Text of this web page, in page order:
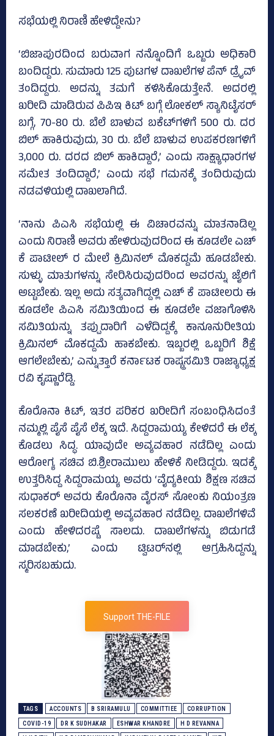
ಸಭೆಯಲ್ಲಿ ನಿರಾಣಿ ಹೇಳಿದ್ದೇನು?
‘ಬಿಜಾಪುರದಿಂದ ಬರುವಾಗ ನನ್ನೊಂದಿಗೆ ಒಬ್ಬರು ಅಧಿಕಾರಿ
ಬಂದಿದ್ದರು. ಸುಮಾರು 125 ಪುಟಗಳ ದಾಖಲೆಗಳ ಪೆನ್‌ ಡ್ರೈವ್‌
ತಂದಿದ್ದರು. ಅದನ್ನು ತಮಗೆ ಕಳಿಸಿಕೊಡುತ್ತೇನೆ. ಅದರಲ್ಲಿ
ಖರೀದಿ ಮಾಡಿರುವ ಪಿಪಿಇ ಕಿಟ್‌ ಬಗ್ಗೆ ಲೋಕಲ್‌ ಸ್ಯಾನಿಟೈಸರ್‌
ಬಗ್ಗೆ, 70-80 ರು. ಬೆಲೆ ಬಾಳುವ ಬಕೆಟ್‌ಗಳಿಗೆ 500 ರು. ದರ
ಬಿಲ್‌ ಹಾಕಿರುವುದು, 30 ರು. ಬೆಲೆ ಬಾಳುವ ಉಪಕರಣಗಳಿಗೆ
3,000 ರು. ದರದ ಬಿಲ್‌ ಹಾಕಿದ್ದಾರೆ,’ ಎಂದು ಸಾಕ್ಷ್ಯಾಧಾರಗಳ
ಸಮೇತ ತಂದಿದ್ದಾರೆ,’ ಎಂದು ಸಭೆ ಗಮನಕ್ಕೆ ತಂದಿರುವುದು
ನಡವಳಿಯಲ್ಲಿ ದಾಖಲಾಗಿದೆ.
‘ನಾನು ಪಿಎಸಿ ಸಭೆಯಲ್ಲಿ ಈ ವಿಚಾರವನ್ನು ಮಾತನಾಡಿಲ್ಲ
ಎಂದು ನಿರಾಣಿ ಅವರು ಹೇಳಿರುವುದರಿಂದ ಈ ಕೂಡಲೇ ಎಚ್‌
ಕೆ ಪಾಟೀಲ್‌ ರ ಮೇಲೆ ಕ್ರಿಮಿನಲ್‌ ಮೊಕದ್ದಮೆ ಹೂಡಬೇಕು.
ಸುಳ್ಳು ಮಾತುಗಳನ್ನು ಸೇರಿಸಿರುವುದರಿಂದ ಅವರನ್ನು ಜೈಲಿಗೆ
ಅಟ್ಟಬೇಕು. ಇಲ್ಲ ಅದು ಸತ್ಯವಾಗಿದ್ದಲ್ಲಿ ಎಚ್‌ ಕೆ ಪಾಟೀಲರು ಈ
ಕೂಡಲೇ ಪಿಎಸಿ ಸಮಿತಿಯಿಂದ ಈ ಕೂಡಲೇ ವಜಾಗೊಳಿಸಿ
ಸಮಿತಿಯನ್ನು ತಪ್ಪುದಾರಿಗೆ ಎಳೆದಿದ್ದಕ್ಕೆ ಕಾನೂನುರೀತಿಯ
ಕ್ರಿಮಿನಲ್‌ ಮೊಕದ್ದಮೆ ಹಾಕಬೇಕು. ಇಬ್ಬರಲ್ಲಿ ಒಬ್ಬರಿಗೆ ಶಿಕ್ಷೆ
ಆಗಲೇಬೇಕು,’ ಎನ್ನುತ್ತಾರೆ ಕರ್ನಾಟಕ ರಾಷ್ಟ್ರಸಮಿತಿ ರಾಜ್ಯಾಧ್ಯಕ್ಷ
ರವಿ ಕೃಷ್ಣಾರೆಡ್ಡಿ.
ಕೊರೊನಾ ಕಿಟ್‌, ಇತರ ಪರಿಕರ ಖರೀದಿಗೆ ಸಂಬಂಧಿಸಿದಂತೆ
ನಮ್ಮಲ್ಲಿ ಪೈಸೆ ಪೈಸೆ ಲೆಕ್ಕ ಇದೆ. ಸಿದ್ದರಾಮಯ್ಯ ಕೇಳಿದರೆ ಈ ಲೆಕ್ಕ
ಕೊಡಲು ಸಿದ್ಧ. ಯಾವುದೇ ಅವ್ಯವಹಾರ ನಡೆದಿಲ್ಲ ಎಂದು
ಆರೋಗ್ಯ ಸಚಿವ ಬಿ.ಶ್ರೀರಾಮುಲು ಹೇಳಿಕೆ ನೀಡಿದ್ದರು. ಇದಕ್ಕೆ
ಉತ್ತರಿಸಿದ್ದ ಸಿದ್ದರಾಮಯ್ಯ ಅವರು ‘ವೈದ್ಯಕೀಯ ಶಿಕ್ಷಣ ಸಚಿವ
ಸುಧಾಕರ್‌ ಅವರು ಕೊರೊನಾ ವೈರಸ್‌ ಸೋಂಕು‌ ನಿಯಂತ್ರಣ
ಸಲಕರಣೆ ಖರೀದಿಯಲ್ಲಿ ಅವ್ಯವಹಾರ ನಡೆದಿಲ್ಲ. ದಾಖಲೆಗಳಿವೆ
ಎಂದು ಹೇಳಿದರಷ್ಟೆ ಸಾಲದು. ದಾಖಲೆಗಳನ್ನು ಬಿಡುಗಡೆ
ಮಾಡಬೇಕು,’ ಎಂದು ಟ್ವಿಟರ್‌ನಲ್ಲಿ ಆಗ್ರಹಿಸಿದ್ದನ್ನು
ಸ್ಮರಿಸಬಹುದು.
Support THE-FILE
TAGS ACCOUNTS B SRIRAMULU COMMITTIEE CORRUPTION
COVID-19 DR K SUDHAKAR ESHWAR KHANDRE H D REVANNA